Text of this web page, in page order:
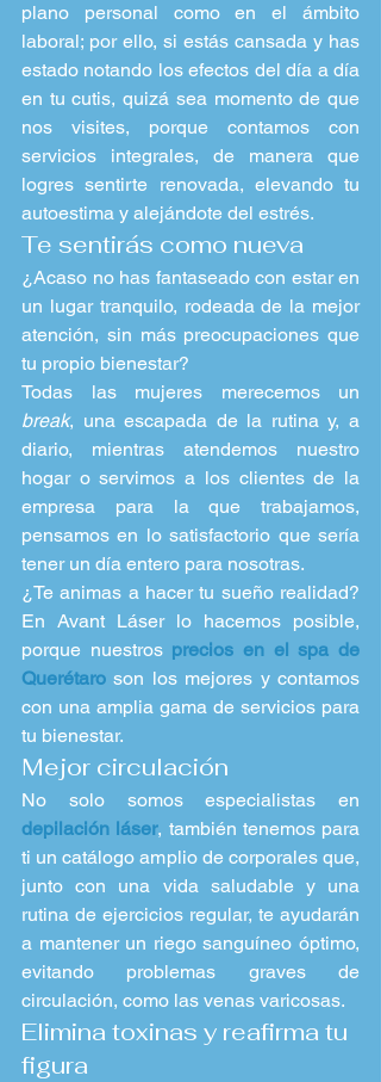
plano personal como en el ámbito
laboral; por ello, si estás cansada y has
estado notando los efectos del día a día
en tu cutis, quizá sea momento de que
nos visites, porque contamos con
servicios integrales, de manera que
logres sentirte renovada, elevando tu
autoestima y alejándote del estrés.
Te sentirás como nueva
¿Acaso no has fantaseado con estar en
un lugar tranquilo, rodeada de la mejor
atención, sin más preocupaciones que
tu propio bienestar?
break, una escapada de la rutina y, a
diario, mientras atendemos nuestro
hogar o servimos a los clientes de la
empresa para la que trabajamos,
pensamos en lo satisfactorio que sería
tener un día entero para nosotras.
¿Te animas a hacer tu sueño realidad?
En Avant Láser lo hacemos posible,
porque nuestros precios en el spa de
Querétaro son los mejores y contamos
con una amplia gama de servicios para
tu bienestar.
Mejor circulación
depilación láser, también tenemos para
ti un catálogo amplio de corporales que,
junto con una vida saludable y una
rutina de ejercicios regular, te ayudarán
a mantener un riego sanguíneo óptimo,
evitando problemas graves de
circulación, como las venas varicosas.
Elimina toxinas y reafirma tu
figura